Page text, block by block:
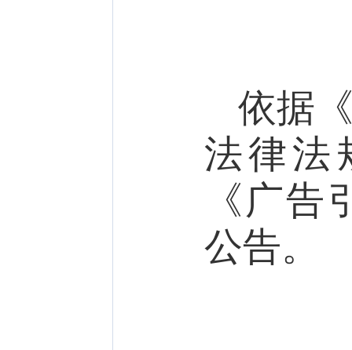
依据
法律法
《广
公告。